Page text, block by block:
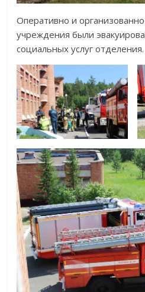
Оперативно и
учреждения были
социальных услуг отделения.